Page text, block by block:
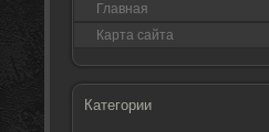
Главная
Карта сайта
Категории